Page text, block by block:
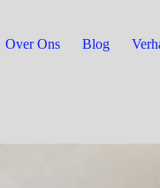
Over Ons Blog